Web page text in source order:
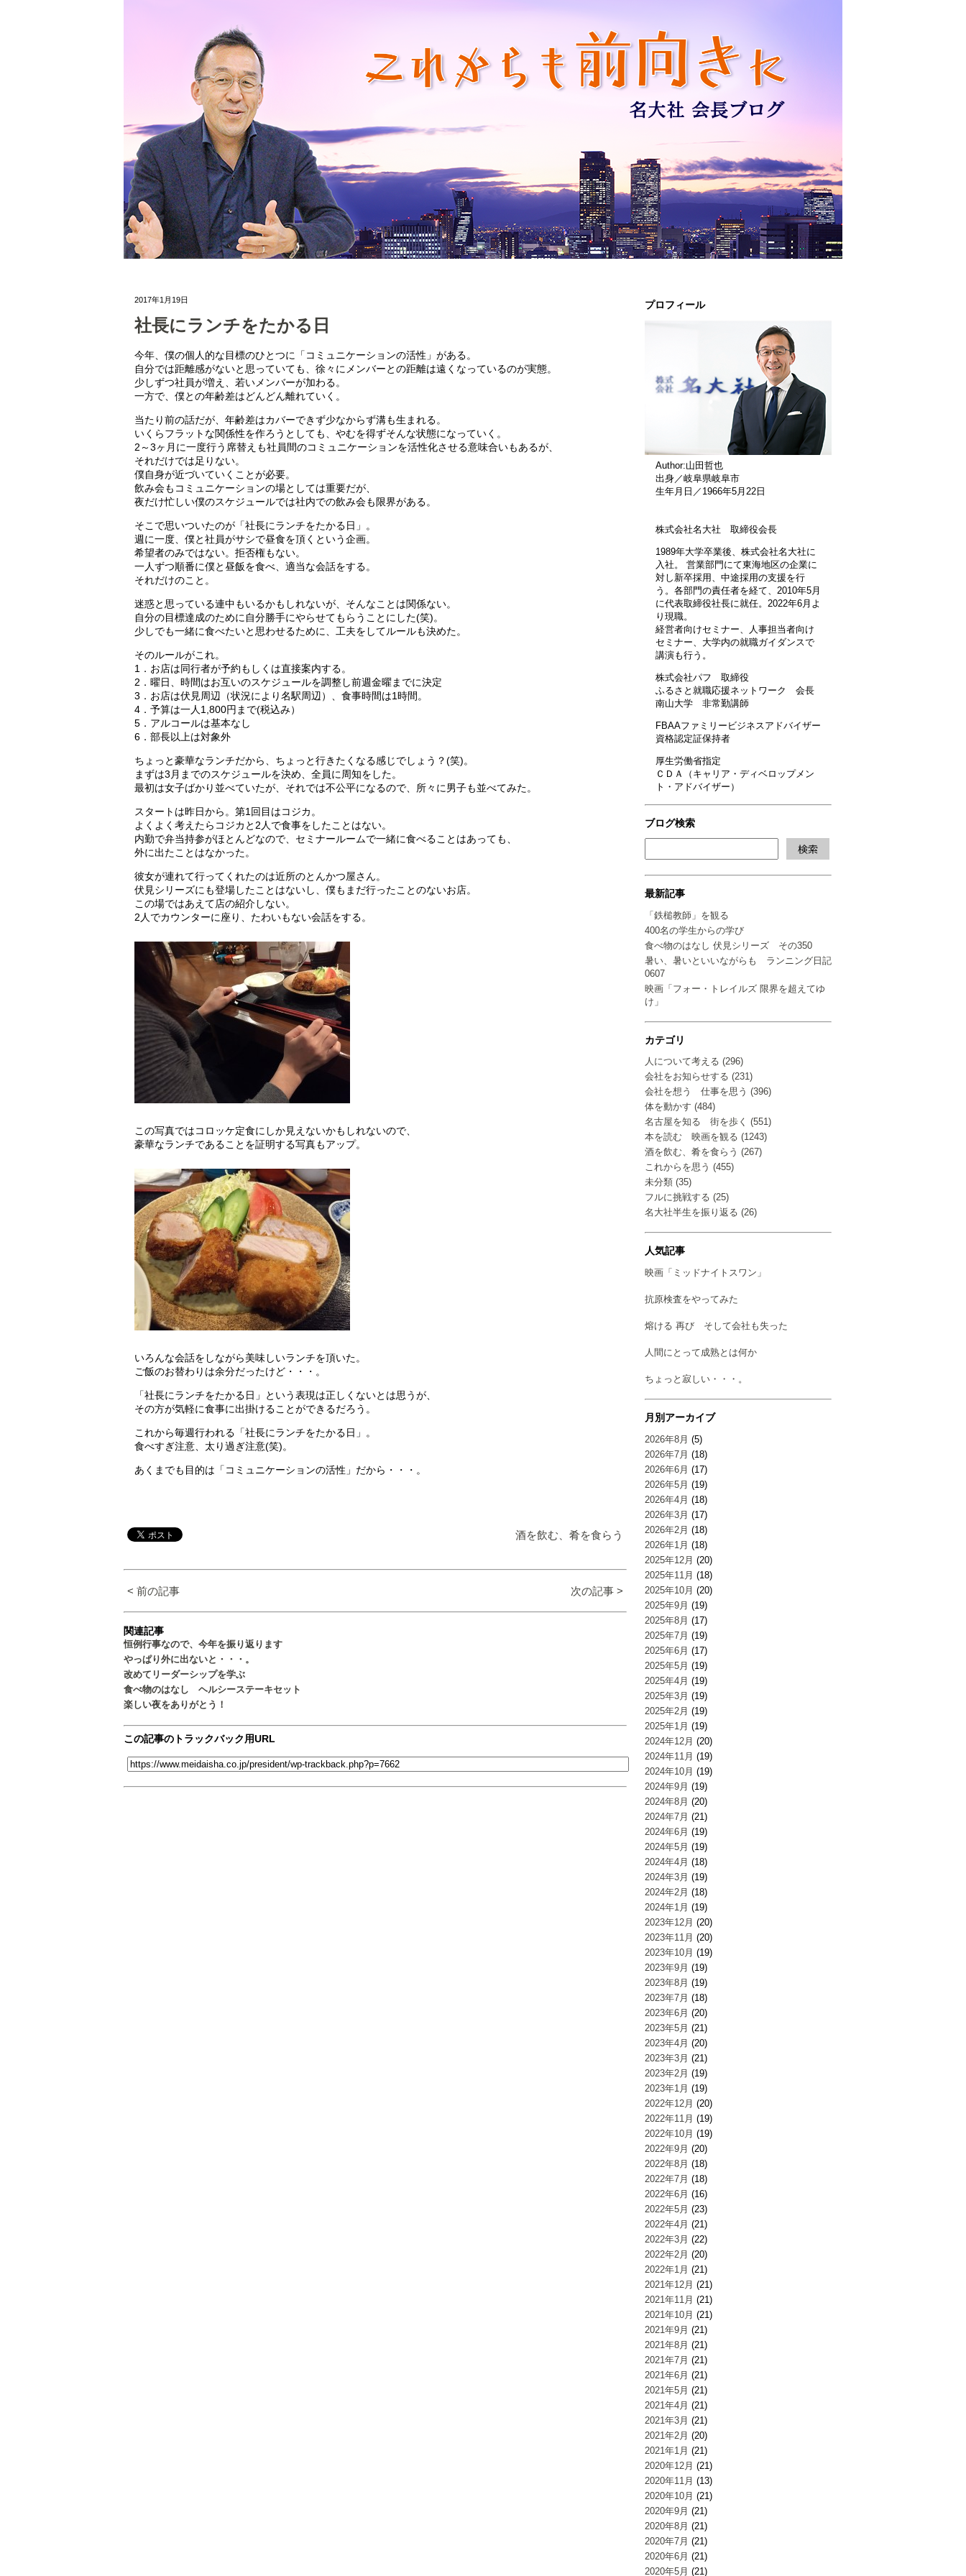
プロフィール
Author:山田哲也
出身／岐阜県岐阜市
生年月日／1966年5月22日
株式会社名大社 取締役会長
1989年大学卒業後、株式会社名大社に
入社。 営業部門にて東海地区の企業に
対し新卒採用、中途採用の支援を行
う。各部門の責任者を経て、2010年5月
に代表取締役社長に就任。2022年6月よ
り現職。
経営者向けセミナー、人事担当者向け
セミナー、大学内の就職ガイダンスで
講演も行う。
株式会社パフ 取締役
ふるさと就職応援ネットワーク 会長
南山大学 非常勤講師
FBAAファミリービジネスアドバイザー
資格認定証保持者
厚生労働省指定
ＣＤＡ（キャリア・ディベロップメン
ト・アドバイザー）
ブログ検索
最新記事
「鉄槌教師」を観る
400名の学生からの学び
食べ物のはなし 伏見シリーズ その350
暑い、暑いといいながらも ランニング日記
0607
映画「フォー・トレイルズ 限界を超えてゆ
け」
カテゴリ
人について考える (296)
会社をお知らせする (231)
会社を想う 仕事を思う (396)
体を動かす (484)
名古屋を知る 街を歩く (551)
本を読む 映画を観る (1243)
酒を飲む、肴を食らう (267)
これからを思う (455)
未分類 (35)
フルに挑戦する (25)
名大社半生を振り返る (26)
人気記事
映画「ミッドナイトスワン」
抗原検査をやってみた
熔ける 再び そして会社も失った
人間にとって成熟とは何か
ちょっと寂しい・・・。
月別アーカイブ
2026年8月 (5)
2026年7月 (18)
2026年6月 (17)
2026年5月 (19)
2026年4月 (18)
2026年3月 (17)
2026年2月 (18)
2026年1月 (18)
2025年12月 (20)
2025年11月 (18)
2025年10月 (20)
2025年9月 (19)
2025年8月 (17)
2025年7月 (19)
2025年6月 (17)
2025年5月 (19)
2025年4月 (19)
2025年3月 (19)
2025年2月 (19)
2025年1月 (19)
2024年12月 (20)
2024年11月 (19)
2024年10月 (19)
2024年9月 (19)
2024年8月 (20)
2024年7月 (21)
2024年6月 (19)
2024年5月 (19)
2024年4月 (18)
2024年3月 (19)
2024年2月 (18)
2024年1月 (19)
2023年12月 (20)
2023年11月 (20)
2023年10月 (19)
2023年9月 (19)
2023年8月 (19)
2023年7月 (18)
2023年6月 (20)
2023年5月 (21)
2023年4月 (20)
2023年3月 (21)
2023年2月 (19)
2023年1月 (19)
2022年12月 (20)
2022年11月 (19)
2022年10月 (19)
2022年9月 (20)
2022年8月 (18)
2022年7月 (18)
2022年6月 (16)
2022年5月 (23)
2022年4月 (21)
2022年3月 (22)
2022年2月 (20)
2022年1月 (21)
2021年12月 (21)
2021年11月 (21)
2021年10月 (21)
2021年9月 (21)
2021年8月 (21)
2021年7月 (21)
2021年6月 (21)
2021年5月 (21)
2021年4月 (21)
2021年3月 (21)
2021年2月 (20)
2021年1月 (21)
2020年12月 (21)
2020年11月 (13)
2020年10月 (21)
2020年9月 (21)
2020年8月 (21)
2020年7月 (21)
2020年6月 (21)
2020年5月 (21)
2017年1月19日
社長にランチをたかる日
今年、僕の個人的な目標のひとつに「コミュニケーションの活性」がある。
自分では距離感がないと思っていても、徐々にメンバーとの距離は遠くなっているのが実態。
少しずつ社員が増え、若いメンバーが加わる。
一方で、僕との年齢差はどんどん離れていく。
当たり前の話だが、年齢差はカバーできず少なからず溝も生まれる。
いくらフラットな関係性を作ろうとしても、やむを得ずそんな状態になっていく。
2～3ヶ月に一度行う席替えも社員間のコミュニケーションを活性化させる意味合いもあるが、
それだけでは足りない。
僕自身が近づいていくことが必要。
飲み会もコミュニケーションの場としては重要だが、
夜だけ忙しい僕のスケジュールでは社内での飲み会も限界がある。
そこで思いついたのが「社長にランチをたかる日」。
週に一度、僕と社員がサシで昼食を頂くという企画。
希望者のみではない。拒否権もない。
一人ずつ順番に僕と昼飯を食べ、適当な会話をする。
それだけのこと。
迷惑と思っている連中もいるかもしれないが、そんなことは関係ない。
自分の目標達成のために自分勝手にやらせてもらうことにした(笑)。
少しでも一緒に食べたいと思わせるために、工夫をしてルールも決めた。
そのルールがこれ。
1．お店は同行者が予約もしくは直接案内する。
2．曜日、時間はお互いのスケジュールを調整し前週金曜までに決定
3．お店は伏見周辺（状況により名駅周辺）、食事時間は1時間。
4．予算は一人1,800円まで(税込み）
5．アルコールは基本なし
6．部長以上は対象外
ちょっと豪華なランチだから、ちょっと行きたくなる感じでしょう？(笑)。
まずは3月までのスケジュールを決め、全員に周知をした。
最初は女子ばかり並べていたが、それでは不公平になるので、所々に男子も並べてみた。
スタートは昨日から。第1回目はコジカ。
よくよく考えたらコジカと2人で食事をしたことはない。
内勤で弁当持参がほとんどなので、セミナールームで一緒に食べることはあっても、
外に出たことはなかった。
彼女が連れて行ってくれたのは近所のとんかつ屋さん。
伏見シリーズにも登場したことはないし、僕もまだ行ったことのないお店。
この場ではあえて店の紹介しない。
2人でカウンターに座り、たわいもない会話をする。
この写真ではコロッケ定食にしか見えないかもしれないので、
豪華なランチであることを証明する写真もアップ。
いろんな会話をしながら美味しいランチを頂いた。
ご飯のお替わりは余分だったけど・・・。
「社長にランチをたかる日」という表現は正しくないとは思うが、
その方が気軽に食事に出掛けることができるだろう。
これから毎週行われる「社長にランチをたかる日」。
食べすぎ注意、太り過ぎ注意(笑)。
あくまでも目的は「コミュニケーションの活性」だから・・・。
酒を飲む、肴を食らう
< 前の記事 次の記事 >
関連記事
恒例行事なので、今年を振り返ります
やっぱり外に出ないと・・・。
改めてリーダーシップを学ぶ
食べ物のはなし ヘルシーステーキセット
楽しい夜をありがとう！
この記事のトラックバック用URL